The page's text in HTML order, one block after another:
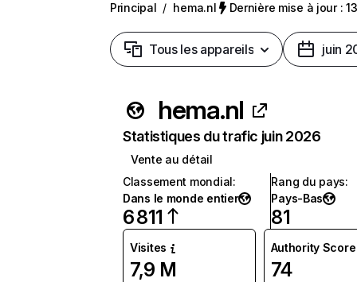
Principal / hema.nl Dernière mise à jour :
Tous les appareils juin
hema.nl
Statistiques du trafic juin 2026
Vente au détail
Classement mondial:
Dans le monde entier
6 811
Rang du pays:
Pays-Bas
81
Visites
7,9 M
Authority Score
74